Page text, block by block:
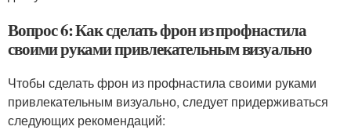
Вопрос 6: Как сделать фрон из профнастила
своими руками привлекательным визуально
Чтобы сделать фрон из профнастила своими руками
привлекательным визуально, следует придерживаться
следующих рекомендаций: